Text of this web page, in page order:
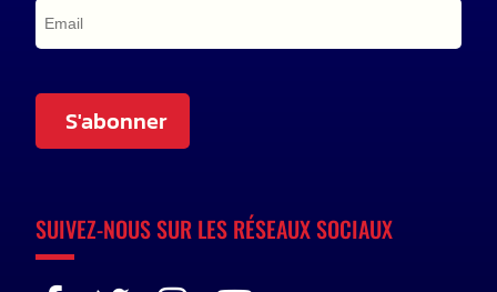
S'abonner
SUIVEZ-NOUS SUR LES RÉSEAUX SOCIAUX